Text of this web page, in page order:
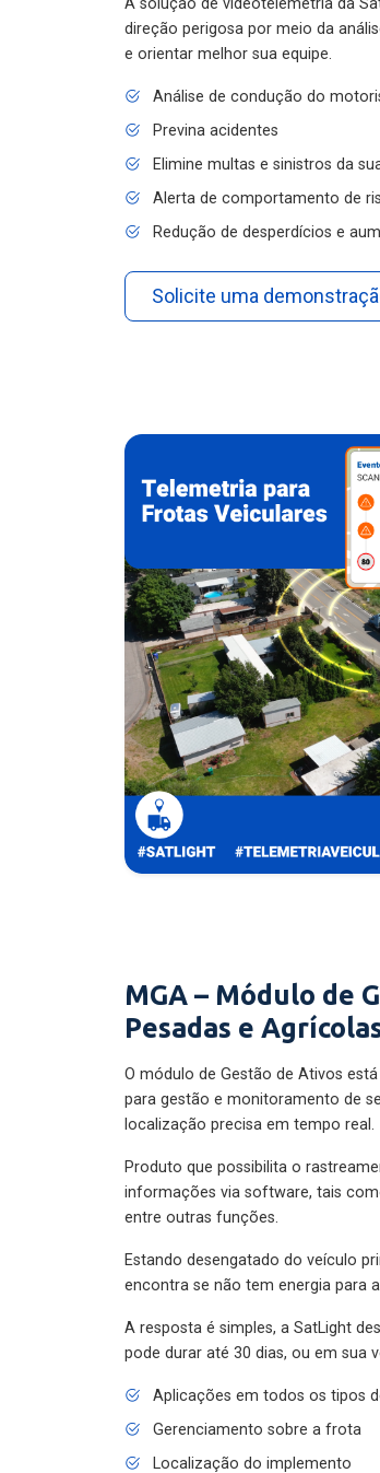
direção perigosa por meio da
e orientar melhor sua equipe.
Análise de condução do
Previna acidentes
Elimine multas e sinistros da
Alerta de comportamento de
Redução de desperdícios e
Solicite uma
MGA – Módulo de
Pesadas e
O módulo de Gestão de Ativos
para gestão e monitoramento de
localização precisa em tempo real.
Produto que possibilita o
informações via software, tais
entre outras funções.
Estando desengatado do veículo
encontra se não tem energia para
A resposta é simples, a SatLight
pode durar até 30 dias, ou em sua
Aplicações em todos os tipos
Gerenciamento sobre a frota
Localização do implemento